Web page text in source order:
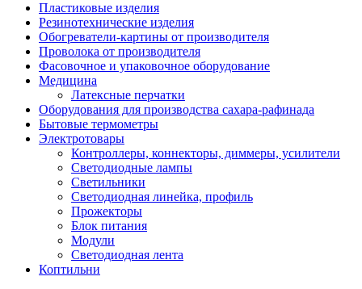
Пластиковые изделия
Резинотехнические изделия
Обогреватели-картины от производителя
Проволока от производителя
Фасовочное и упаковочное оборудование
Медицина
Латексные перчатки
Оборудования для производства сахара-рафинада
Бытовые термометры
Электротовары
Контроллеры, коннекторы, диммеры, усилители
Светодиодные лампы
Светильники
Светодиодная линейка, профиль
Прожекторы
Блок питания
Модули
Светодиодная лента
Коптильни